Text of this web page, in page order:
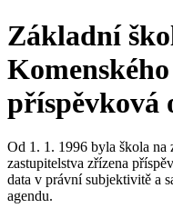
Základní
příspěvková
Od 1. 1. 1996 byla škola na
zastupitelstva zřízena
data v právní subjektivitě a
agendu.